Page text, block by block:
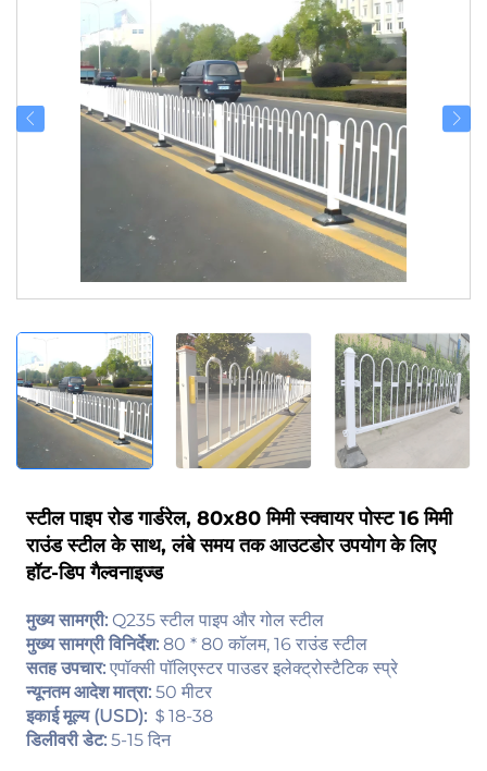
स्टील पाइप रोड गार्डरेल, 80x80 मिमी स्क्वायर पोस्ट 16 मिमी
राउंड स्टील के साथ, लंबे समय तक आउटडोर उपयोग के लिए
हॉट-डिप गैल्वनाइज्ड
मुख्य सामग्री: Q235 स्टील पाइप और गोल स्टील
मुख्य सामग्री विनिर्देश: 80 * 80 कॉलम, 16 राउंड स्टील
सतह उपचार: एपॉक्सी पॉलिएस्टर पाउडर इलेक्ट्रोस्टैटिक स्प्रे
न्यूनतम आदेश मात्रा: 50 मीटर
इकाई मूल्य (USD): ＄18-38
डिलीवरी डेट: 5-15 दिन